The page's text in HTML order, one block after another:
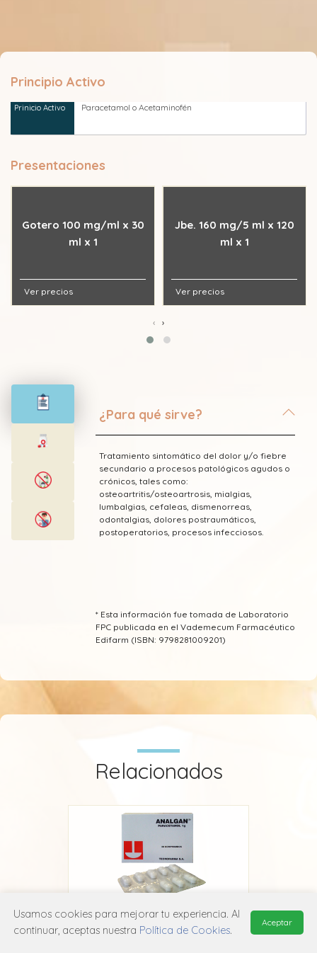
Principio Activo
Paracetamol o Acetaminofén
Presentaciones
Gotero 100 mg/ml x 30
ml x 1
Ver precios
Jbe. 160 mg/5 ml x 120
ml x 1
Ver precios
‹ ›
¿Para qué sirve?
Tratamiento sintomático del dolor y/o fiebre
secundario a procesos patológicos agudos o
crónicos, tales como:
osteoartritis/osteoartrosis, mialgias,
lumbalgias, cefaleas, dismenorreas,
odontalgias, dolores postraumáticos,
postoperatorios, procesos infecciosos.
* Esta información fue tomada de Laboratorio
FPC publicada en el Vademecum Farmacéutico
Edifarm (ISBN: 9798281009201)
Relacionados
Analgan
Usamos cookies para mejorar tu experiencia. Al
continuar, aceptas nuestra Política de Cookies.
Aceptar